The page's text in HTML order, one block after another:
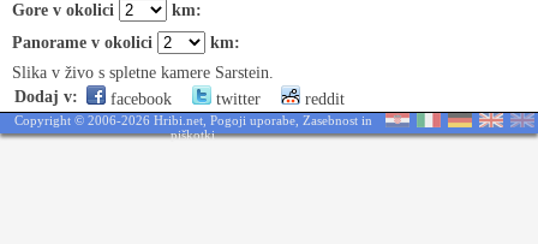
Gore v okolici
km:
Panorame v okolici
km:
Slika v živo s spletne kamere Sarstein.
Dodaj v:
facebook twitter reddit
Copyright © 2006-2026 Hribi.net, Pogoji uporabe, Zasebnost in
piškotki